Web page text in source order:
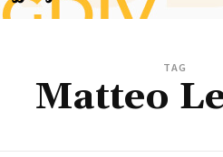
TAG
Matteo